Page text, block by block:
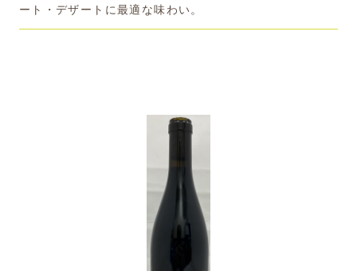
ート・デザートに最適な味わい。